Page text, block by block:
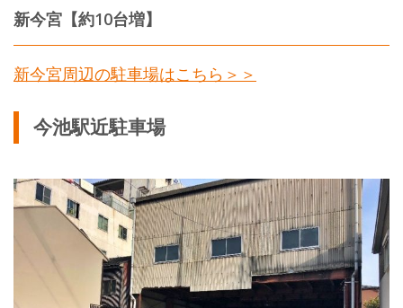
新今宮【約10台増】
新今宮周辺の駐車場はこちら＞＞
今池駅近駐車場